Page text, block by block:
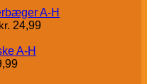
A-H
kr. 24,99
A-H